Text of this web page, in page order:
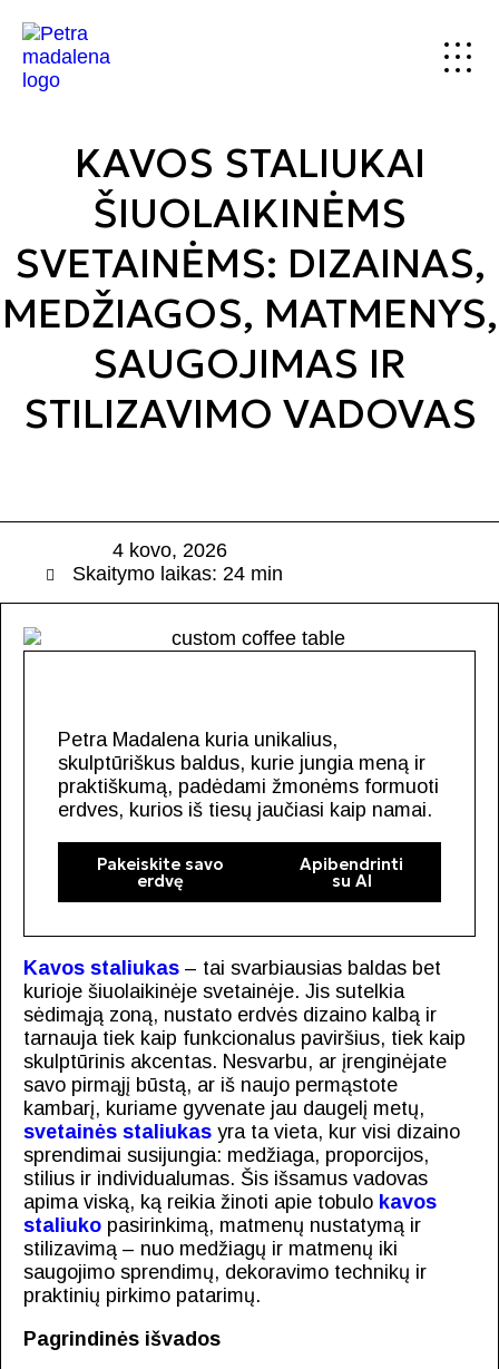
KAVOS STALIUKAI
ŠIUOLAIKINĖMS
SVETAINĖMS: DIZAINAS,
MEDŽIAGOS, MATMENYS,
SAUGOJIMAS IR
STILIZAVIMO VADOVAS
4 kovo, 2026
Skaitymo laikas: 24 min
Petra Madalena kuria unikalius,
skulptūriškus baldus, kurie jungia meną ir
praktiškumą, padėdami žmonėms formuoti
erdves, kurios iš tiesų jaučiasi kaip namai.
Pakeiskite savo
erdvę
Apibendrinti
su AI
Kavos staliukas – tai svarbiausias baldas bet
kurioje šiuolaikinėje svetainėje. Jis sutelkia
sėdimąją zoną, nustato erdvės dizaino kalbą ir
tarnauja tiek kaip funkcionalus paviršius, tiek kaip
skulptūrinis akcentas. Nesvarbu, ar įrenginėjate
savo pirmąjį būstą, ar iš naujo permąstote
kambarį, kuriame gyvenate jau daugelį metų,
svetainės staliukas yra ta vieta, kur visi dizaino
sprendimai susijungia: medžiaga, proporcijos,
stilius ir individualumas. Šis išsamus vadovas
apima viską, ką reikia žinoti apie tobulo kavos
staliuko pasirinkimą, matmenų nustatymą ir
stilizavimą – nuo medžiagų ir matmenų iki
saugojimo sprendimų, dekoravimo technikų ir
praktinių pirkimo patarimų.
Pagrindinės išvados